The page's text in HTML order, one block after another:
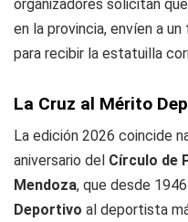
organizadores solicitan
en la provincia, envíen a
para recibir la estatuilla
La Cruz al Mérito
La edición 2026 coincide
aniversario del Círculo de
Mendoza, que desde
Deportivo al deportista